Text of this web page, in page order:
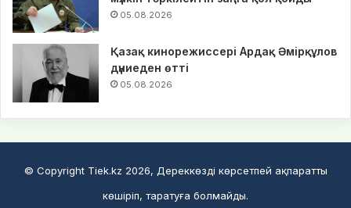
05.08.2026
Қазақ кинорежиссері Ардақ Әмірқұлов
дүниеден өтті
05.08.2026
© Copyright Tiek.kz 2026, Дереккөзді көрсетпей ақпаратты
көшіріп, таратуға болмайды.